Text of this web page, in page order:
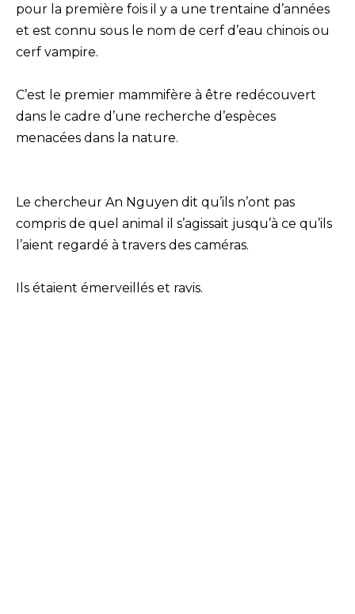
pour la première fois il y a une trentaine d’années
et est connu sous le nom de cerf d’eau chinois ou
cerf vampire.
C’est le premier mammifère à être redécouvert
dans le cadre d’une recherche d’espèces
menacées dans la nature.
Le chercheur An Nguyen dit qu’ils n’ont pas
compris de quel animal il s’agissait jusqu’à ce qu’ils
l’aient regardé à travers des caméras.
Ils étaient émerveillés et ravis.